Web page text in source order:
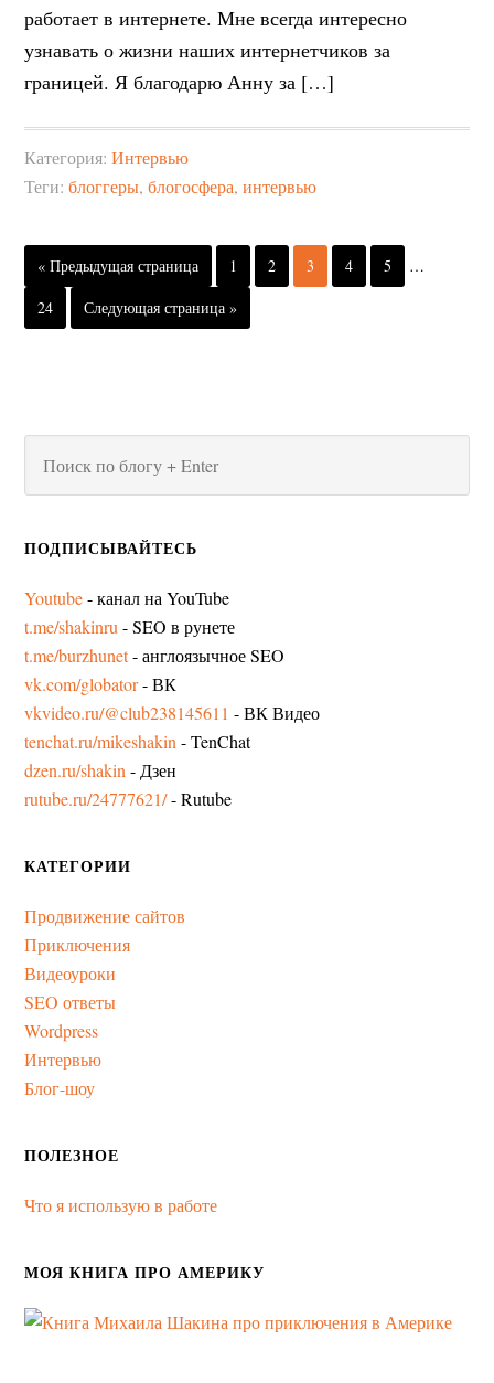
работает в интернете. Мне всегда интересно
узнавать о жизни наших интернетчиков за
границей. Я благодарю Анну за […]
Категория:Интервью
Теги:блоггеры,блогосфера,интервью
« Предыдущая страница 1 2 3 4 5
…
24
Следующая страница »
ПОДПИСЫВАЙТЕСЬ
Youtube- канал на YouTube
t.me/shakinru - SEO в рунете
t.me/burzhunet- англоязычное SEO
vk.com/globator- ВК
vkvideo.ru/@club238145611 - ВК Видео
tenchat.ru/mikeshakin - TenChat
dzen.ru/shakin - Дзен
rutube.ru/24777621/- Rutube
КАТЕГОРИИ
Продвижение сайтов
Приключения
Видеоуроки
SEO ответы
Wordpress
Интервью
Блог-шоу
ПОЛЕЗНОЕ
Что я использую в работе
МОЯ КНИГА ПРО АМЕРИКУ